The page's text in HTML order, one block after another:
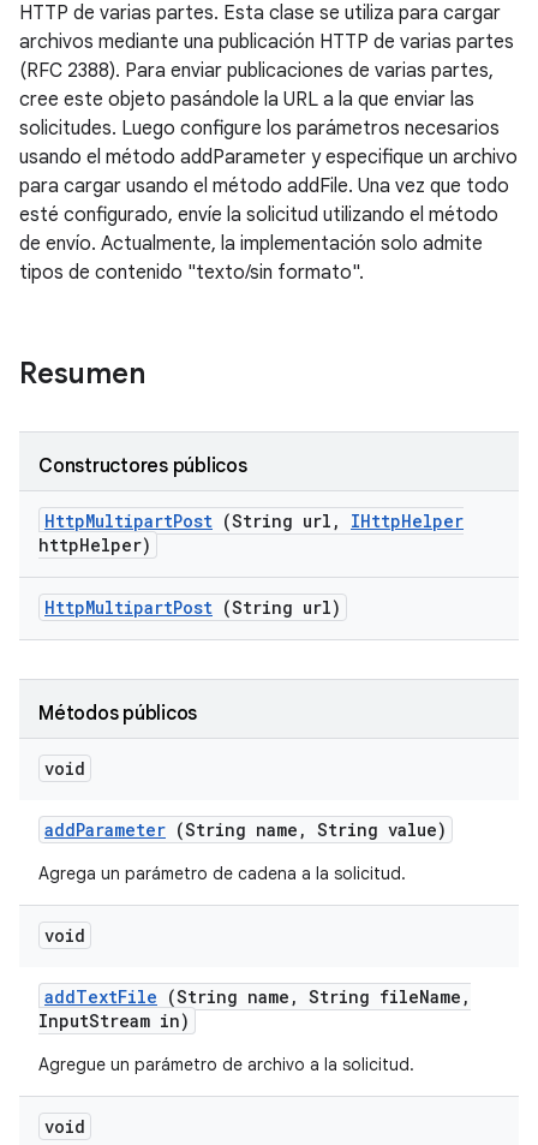
HTTP de varias partes. Esta clase se utiliza para cargar
archivos mediante una publicación HTTP de varias partes
(RFC 2388). Para enviar publicaciones de varias partes,
cree este objeto pasándole la URL a la que enviar las
solicitudes. Luego configure los parámetros necesarios
usando el método addParameter y especifique un archivo
para cargar usando el método addFile. Una vez que todo
esté configurado, envíe la solicitud utilizando el método
de envío. Actualmente, la implementación solo admite
tipos de contenido "texto/sin formato".
Resumen
Constructores públicos
HttpMultipartPost (String url , IHttpHelper
httpHelper)
HttpMultipartPost (String url)
Métodos públicos
void
addParameter (String name , String value)
Agrega un parámetro de cadena a la solicitud.
void
addTextFile (String name , String fileName ,
InputStream in)
Agregue un parámetro de archivo a la solicitud.
void